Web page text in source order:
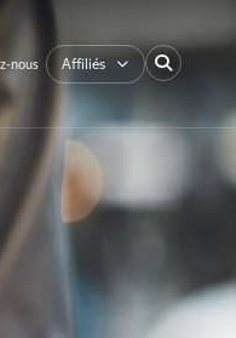
nous Affiliés